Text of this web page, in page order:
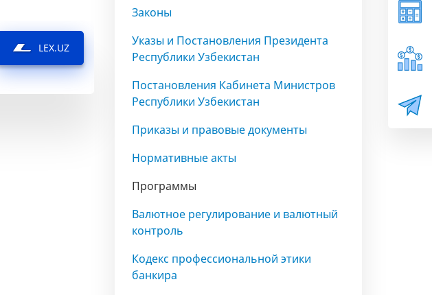
LEX.UZ
Законы
Указы и Постановления Президента
Республики Узбекистан
Постановления Кабинета Министров
Республики Узбекистан
Приказы и правовые документы
Нормативные акты
Программы
Валютное регулирование и валютный
контроль
Кодекс профессиональной этики
банкира